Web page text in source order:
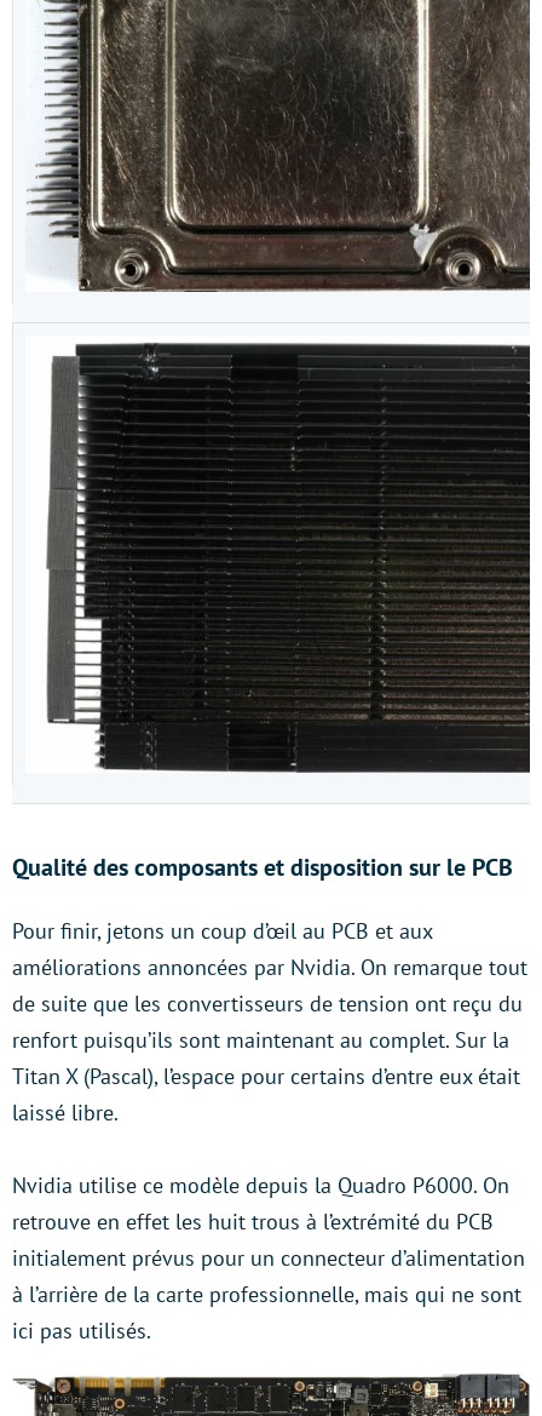
Qualité des composants et disposition sur le PCB
Pour finir, jetons un coup d’œil au PCB et aux
améliorations annoncées par Nvidia. On remarque tout
de suite que les convertisseurs de tension ont reçu du
renfort puisqu’ils sont maintenant au complet. Sur la
Titan X (Pascal), l’espace pour certains d’entre eux était
laissé libre.
Nvidia utilise ce modèle depuis la Quadro P6000. On
retrouve en effet les huit trous à l’extrémité du PCB
initialement prévus pour un connecteur d’alimentation
à l’arrière de la carte professionnelle, mais qui ne sont
ici pas utilisés.